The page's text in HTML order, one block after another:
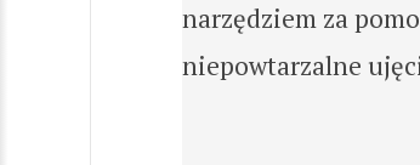
narzędziem za
niepowtarzalne